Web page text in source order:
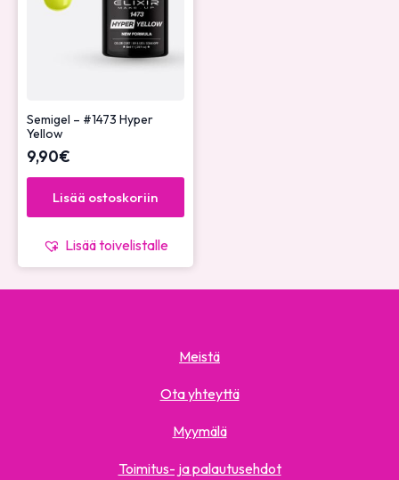
Semigel – #1473 Hyper
Yellow
9,90€
Lisää ostoskoriin
Lisää toivelistalle
Meistä
Ota yhteyttä
Myymälä
Toimitus- ja palautusehdot